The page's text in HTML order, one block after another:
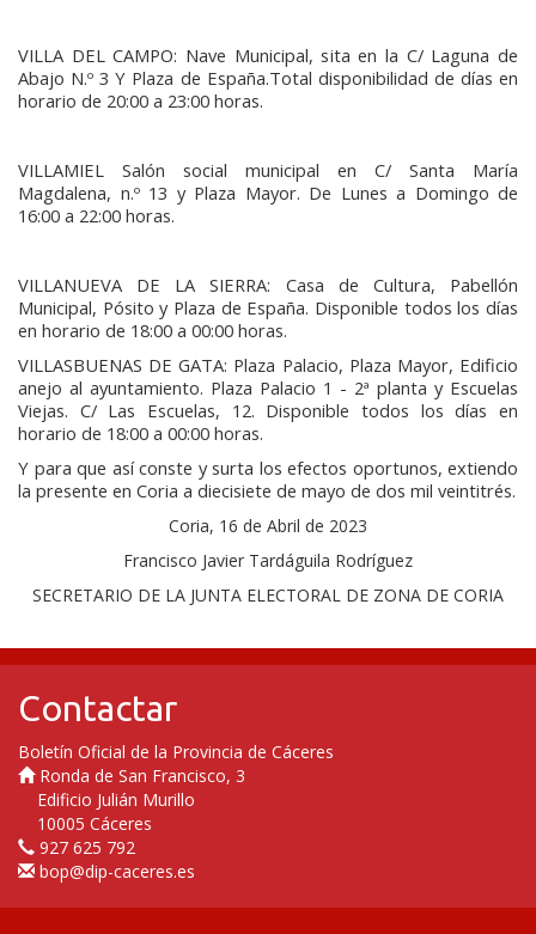
VILLA DEL CAMPO: Nave Municipal, sita en la C/ Laguna de
Abajo N.º 3 Y Plaza de España.Total disponibilidad de días en
horario de 20:00 a 23:00 horas.
VILLAMIEL Salón social municipal en C/ Santa María
Magdalena, n.º 13 y Plaza Mayor. De Lunes a Domingo de
16:00 a 22:00 horas.
VILLANUEVA DE LA SIERRA: Casa de Cultura, Pabellón
Municipal, Pósito y Plaza de España. Disponible todos los días
en horario de 18:00 a 00:00 horas.
VILLASBUENAS DE GATA: Plaza Palacio, Plaza Mayor, Edificio
anejo al ayuntamiento. Plaza Palacio 1 - 2ª planta y Escuelas
Viejas. C/ Las Escuelas, 12. Disponible todos los días en
horario de 18:00 a 00:00 horas.
Y para que así conste y surta los efectos oportunos, extiendo
la presente en Coria a diecisiete de mayo de dos mil veintitrés.
Coria, 16 de Abril de 2023
Francisco Javier Tardáguila Rodríguez
SECRETARIO DE LA JUNTA ELECTORAL DE ZONA DE CORIA
Contactar
Boletín Oficial de la Provincia de Cáceres
Ronda de San Francisco, 3
Edificio Julián Murillo
10005 Cáceres
927 625 792
bop@dip-caceres.es